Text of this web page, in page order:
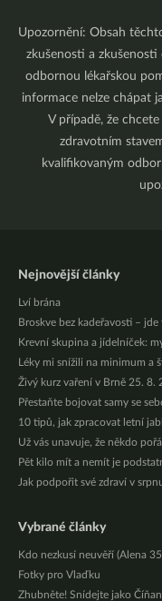
Upozornění: Obsah
zkušenosti a zkušenosti
odbornou lékařskou
informace nelze chápat
V případě, že
zdravotním
kvalifikovaným
Nejnovější články
Lví brána
Broskve bez kadeřavosti –
Krevní skupina a jídelníček:
Léky mi snížili na minimum a
Živý kurz vaření v Brně 25. 8.
Přestaňte bojovat samy se
10 tipů, jak zpracovat letní
Už vás unavuje, že někdo
Pět kilo mít a nemít je
Jak podpořit své zdraví v
Vybrané články
Kdo nezkusí neuvěří (Alena
Fotky pro Vlaďku
Zhubněte! Snídejte jako